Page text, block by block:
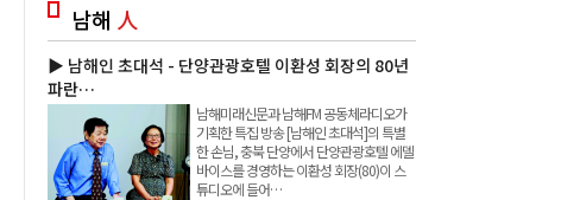
남해 人
▶ 남해인 초대석 - 단양관광호텔 이환성 회장의 80년
파란…
남해미래신문과 남해FM 공동체라디오가
기획한 특집 방송 [남해인 초대석]의 특별
한 손님, 충북 단양에서 단양관광호텔 에델
바이스를 경영하는 이환성 회장(80)이 스
튜디오에 들어…